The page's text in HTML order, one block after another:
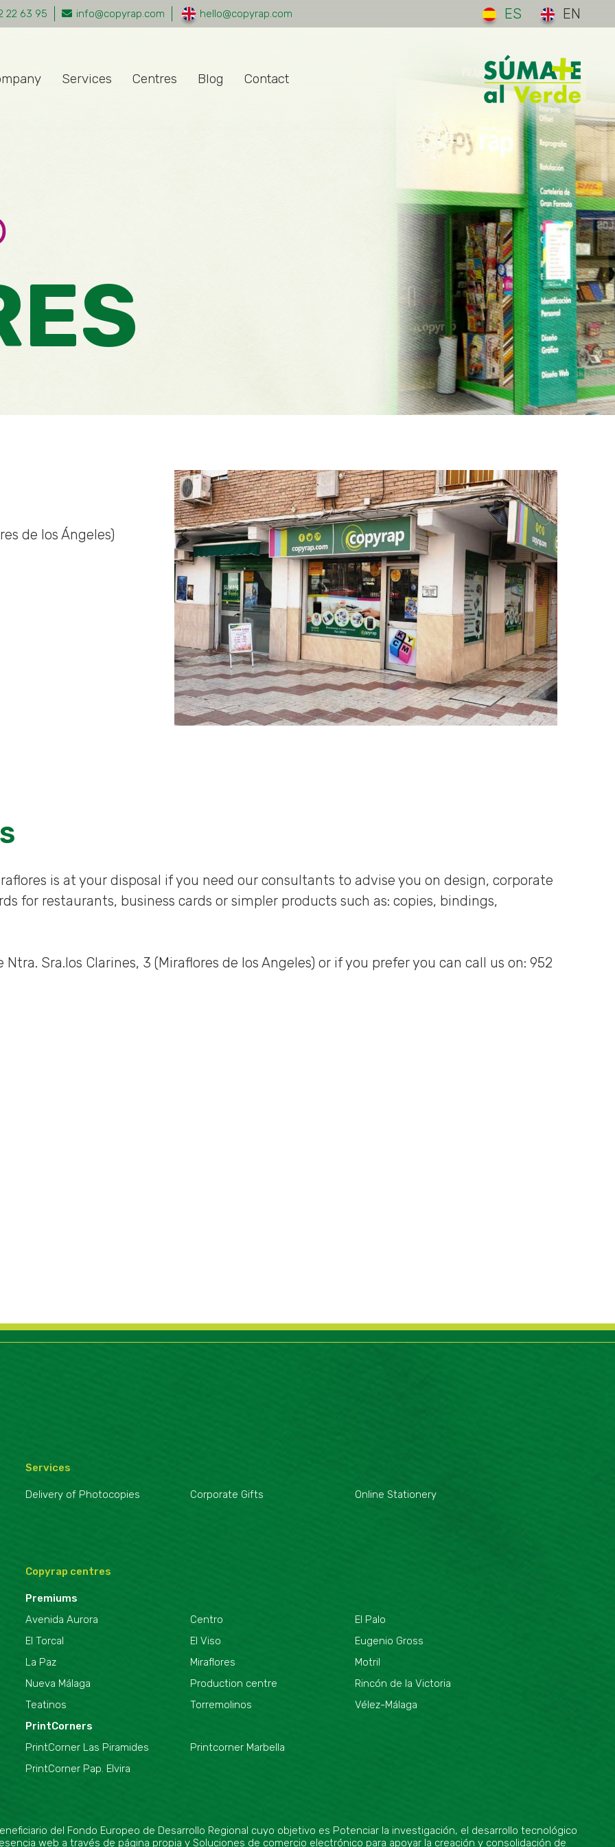
22 63 95 info@copyrap.com hello@copyrap.com ES EN
Services Centres Blog Contact
de los Ángeles)
is at your disposal if you need our consultants to advise you on design, corporate
for restaurants, business cards or simpler products such as: copies, bindings,
Sra.los Clarines, 3 (Miraflores de los Angeles) or if you prefer you can call us on: 952
Services
Delivery of Photocopies Corporate Gifts Online Stationery
Copyrap centres
Premiums
Avenida Aurora
Centro
El Palo
El Torcal
El Viso
Eugenio Gross
La Paz
Miraflores
Motril
Nueva Málaga
Production centre
Rincón de la Victoria
Teatinos
Torremolinos
Vélez-Málaga
PrintCorners
PrintCorner Las Piramides
Printcorner Marbella
PrintCorner Pap. Elvira
del Fondo Europeo de Desarrollo Regional cuyo objetivo es Potenciar la investigación, el desarrollo tecnológico
web a través de página propia y Soluciones de comercio electrónico para apoyar la creación y consolidación de